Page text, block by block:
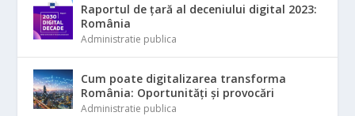
Raportul de țară al deceniului digital 2023:
România
Administratie publica
Cum poate digitalizarea transforma
România: Oportunități și provocări
Administratie publica